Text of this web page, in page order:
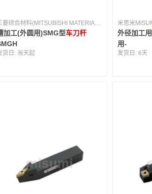
三菱综合材料(MITSUBISHI MATERIALS) [日本]
加工(外圆用)SMG型车刀杆
货日: 当天起
米思米
外径加工用
用-
发货日:6天